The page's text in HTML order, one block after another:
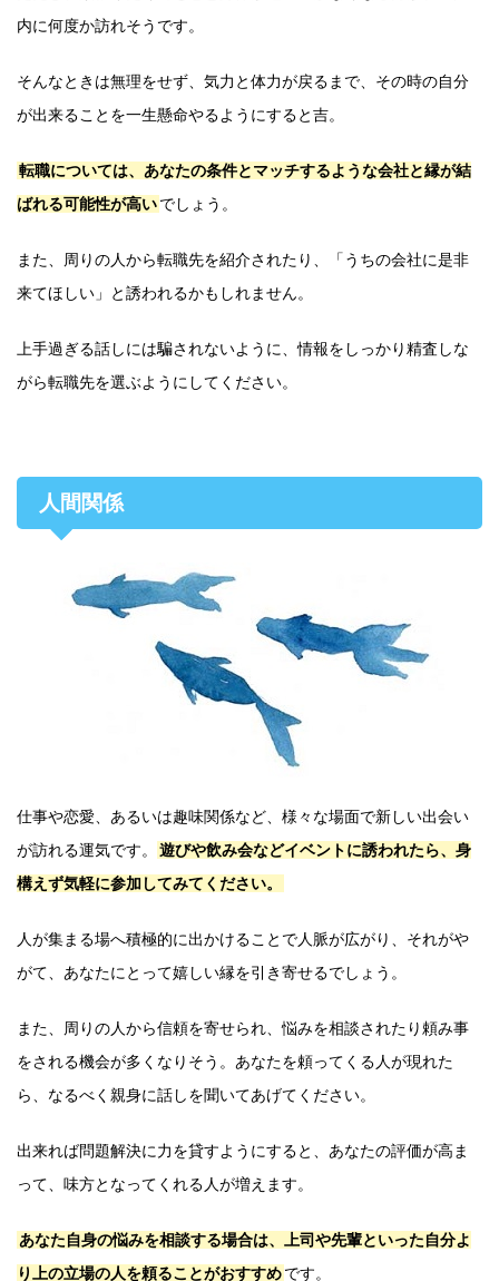
内に何度か訪れそうです。
そんなときは無理をせず、気力と体力が戻るまで、その時の自分
が出来ることを一生懸命やるようにすると吉。
転職については、あなたの条件とマッチするような会社と縁が結
ばれる可能性が高いでしょう。
また、周りの人から転職先を紹介されたり、「うちの会社に是非
来てほしい」と誘われるかもしれません。
上手過ぎる話しには騙されないように、情報をしっかり精査しな
がら転職先を選ぶようにしてください。
人間関係
仕事や恋愛、あるいは趣味関係など、様々な場面で新しい出会い
が訪れる運気です。
遊びや飲み会などイベントに誘われたら、身
構えず気軽に参加してみてください。
人が集まる場へ積極的に出かけることで人脈が広がり、それがや
がて、あなたにとって嬉しい縁を引き寄せるでしょう。
また、周りの人から信頼を寄せられ、悩みを相談されたり頼み事
をされる機会が多くなりそう。あなたを頼ってくる人が現れた
ら、なるべく親身に話しを聞いてあげてください。
出来れば問題解決に力を貸すようにすると、あなたの評価が高ま
って、味方となってくれる人が増えます。
あなた自身の悩みを相談する場合は、上司や先輩といった自分よ
り上の立場の人を頼ることがおすすめです。